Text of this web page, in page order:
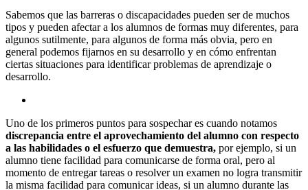
Sabemos que las barreras o discapacidades pueden ser de muchos
tipos y pueden afectar a los alumnos de formas muy diferentes, para
algunos sutilmente, para algunos de forma más obvia, pero en
general podemos fijarnos en su desarrollo y en cómo enfrentan
ciertas situaciones para identificar problemas de aprendizaje o
desarrollo.
Uno de los primeros puntos para sospechar es cuando notamos
discrepancia entre el aprovechamiento del alumno con respecto
a las habilidades o el esfuerzo que demuestra, por ejemplo, si un
alumno tiene facilidad para comunicarse de forma oral, pero al
momento de entregar tareas o resolver un examen no logra transmitir
la misma facilidad para comunicar ideas, si un alumno durante las